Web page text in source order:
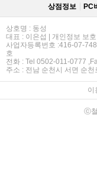
상점정보 PC
상호명 : 동성
대표 : 이은섭 | 개인정보 보
사업자등록번호 :416-07-
호
전화 : Tel 0502-011-0777
주소 : 전남 순천시 서면 순천
이
ⓒ철